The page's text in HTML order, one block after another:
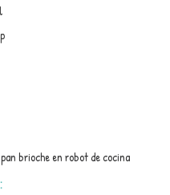
brioche en robot de cocina